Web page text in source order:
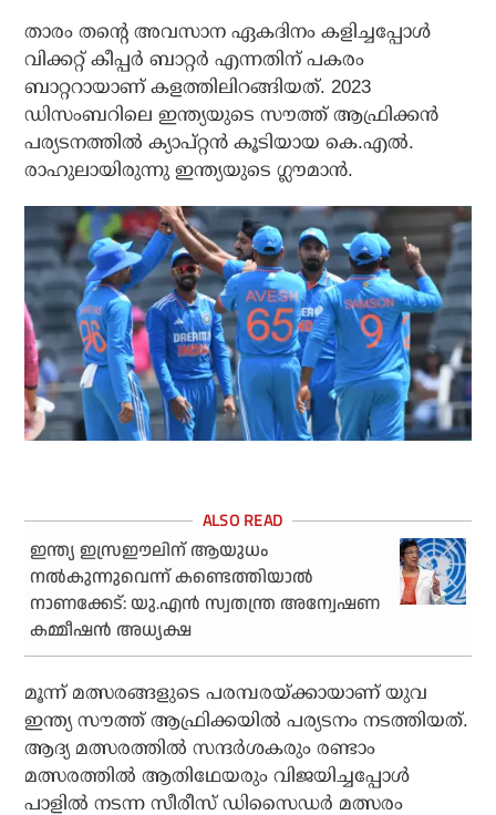
താരം തന്റെ അവസാന ഏകദിനം കളിച്ചപ്പോള്‍
വിക്കറ്റ് കീപ്പര്‍ ബാറ്റര്‍ എന്നതിന് പകരം
ബാറ്ററായാണ് കളത്തിലിറങ്ങിയത്. 2023
ഡിസംബറിലെ ഇന്ത്യയുടെ സൗത്ത് ആഫ്രിക്കന്‍
പര്യടനത്തില്‍ ക്യാപ്റ്റന്‍ കൂടിയായ കെ.എല്‍.
രാഹുലായിരുന്നു ഇന്ത്യയുടെ ഗ്ലൗമാന്‍.
ഇന്ത്യ ഇസ്രഈലിന് ആയുധം
നല്‍കുന്നുവെന്ന് കണ്ടെത്തിയാല്‍
നാണക്കേട്: യു.എന്‍ സ്വതന്ത്ര അന്വേഷണ
കമ്മീഷന്‍ അധ്യക്ഷ
മൂന്ന് മത്സരങ്ങളുടെ പരമ്പരയ്ക്കായാണ് യുവ
ഇന്ത്യ സൗത്ത് ആഫ്രിക്കയില്‍ പര്യടനം നടത്തിയത്.
ആദ്യ മത്സരത്തില്‍ സന്ദര്‍ശകരും രണ്ടാം
മത്സരത്തില്‍ ആതിഥേയരും വിജയിച്ചപ്പോള്‍
പാളില്‍ നടന്ന സീരീസ് ഡിസൈഡര്‍ മത്സരം